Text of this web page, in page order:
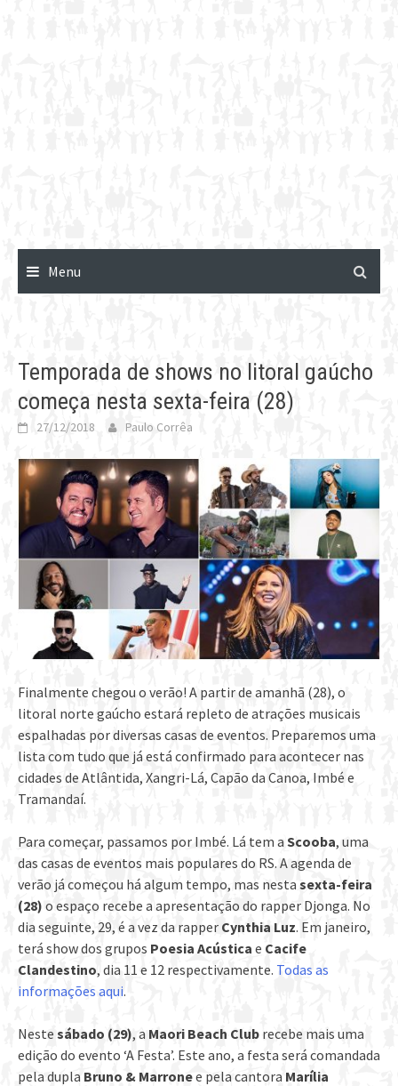
Menu
Temporada de shows no litoral gaúcho
começa nesta sexta-feira (28)
27/12/2018 Paulo Corrêa
Finalmente chegou o verão! A partir de amanhã (28), o
litoral norte gaúcho estará repleto de atrações musicais
espalhadas por diversas casas de eventos. Preparemos uma
lista com tudo que já está confirmado para acontecer nas
cidades de Atlântida, Xangri-Lá, Capão da Canoa, Imbé e
Tramandaí.
Para começar, passamos por Imbé. Lá tem aScooba, uma
das casas de eventos mais populares do RS. A agenda de
verão já começou há algum tempo, mas nesta sexta-feira
(28) o espaço recebe a apresentação do rapper Djonga. No
dia seguinte, 29, é a vez da rapper Cynthia Luz. Em janeiro,
terá show dos grupos Poesia Acústica e Cacife
Clandestino, dia 11 e 12 respectivamente. Todas as
informações aqui.
Neste sábado (29), a Maori Beach Club recebe mais uma
edição do evento ‘A Festa’. Este ano, a festa será comandada
pela dupla Bruno & Marronee pela cantora Marília